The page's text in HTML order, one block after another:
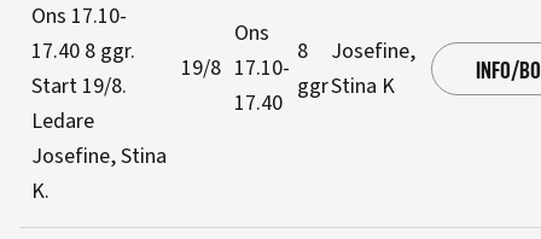
Ons 17.10-
17.40 8 ggr.
Start 19/8.
Ledare
Josefine, Stina
K.
19/8
Ons
17.10-
17.40
8
ggr
Josefine,
Stina K
INFO/